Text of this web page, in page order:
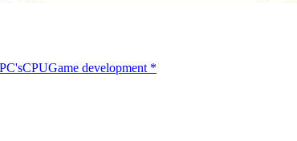
CPUGame development *